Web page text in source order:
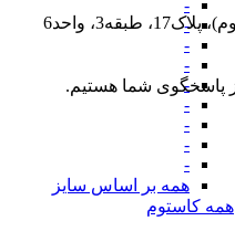
-
-
-
-
-
-
-
-
-
همه بر اساس سایز
همه کاستوم
واحد6